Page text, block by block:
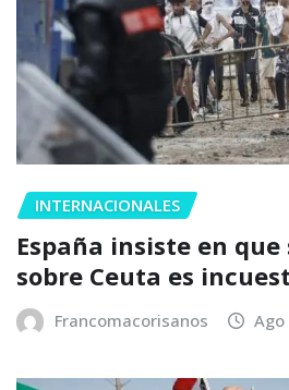
INTERNACIONALES
España insiste en
sobre Ceuta es
Francomacorisanos Ago